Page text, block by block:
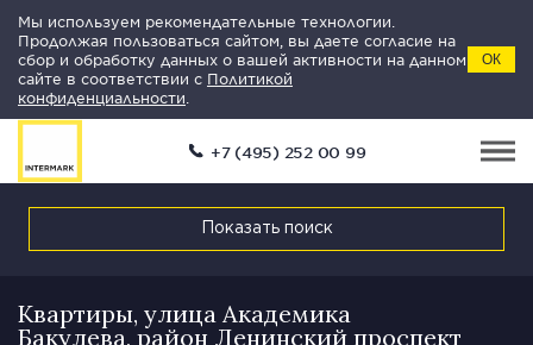
Мы используем рекомендательные технологии.
Продолжая пользоваться сайтом, вы даете согласие на
сбор и обработку данных о вашей активности на данном
сайте в соответствии с Политикой
конфиденциальности
ОК
+7 (495) 252 00 99
Показать поиск
Квартиры, улица Академика
Бакулева, район Ленинский проспект